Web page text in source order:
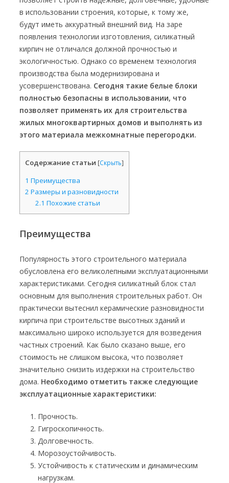
в использовании строения, которые, к тому же,
будут иметь аккуратный внешний вид. На заре
появления технологии изготовления, силикатный
кирпич не отличался должной прочностью и
экологичностью. Однако со временем технология
производства была модернизирована и
усовершенствована. Сегодня такие белые блоки
полностью безопасны в использовании, что
позволяет применять их для строительства
жилых многоквартирных домов и выполнять из
этого материала межкомнатные перегородки.
Содержание статьи [Скрыть]
1 Преимущества
2 Размеры и разновидности
2.1 Похожие статьи
Преимущества
Популярность этого строительного материала
обусловлена его великолепными эксплуатационными
характеристиками. Сегодня силикатный блок стал
основным для выполнения строительных работ. Он
практически вытеснил керамические разновидности
кирпича при строительстве высотных зданий и
максимально широко используется для возведения
частных строений. Как было сказано выше, его
стоимость не слишком высока, что позволяет
значительно снизить издержки на строительство
дома. Необходимо отметить также следующие
эксплуатационные характеристики:
Прочность.
Гигроскопичность.
Долговечность.
Морозоустойчивость.
Устойчивость к статическим и динамическим
нагрузкам.